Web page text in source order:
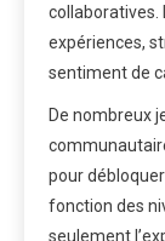
collaboratives.
expériences,
sentiment de
De nombreux
pour
fonction des
seulement